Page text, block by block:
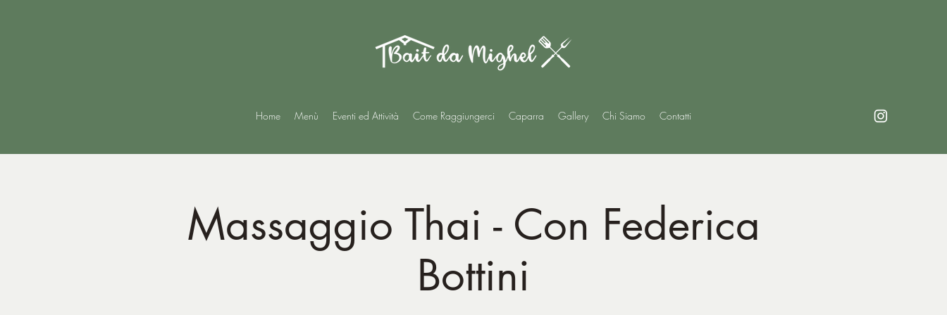
Home Menù Eventi ed Attività Come Raggiungerci Caparra Gallery Chi Siamo Contatti
Massaggio Thai - Con Federica
Bottini